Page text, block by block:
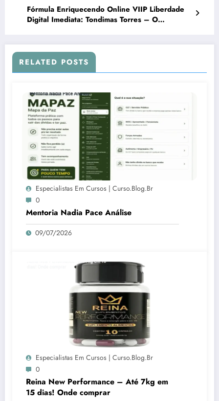
Fórmula Enriquecendo Online VIIP Liberdade
Digital Imediata: Tondimas Torres – O
RELATED POSTS
Especialistas Em Cursos | Curso.blog.br
0
Mentoria Nadia Pace Análise
09/07/2026
Especialistas Em Cursos | Curso.blog.br
0
Reina New Performance – Até 7kg em
15 dias! Onde comprar